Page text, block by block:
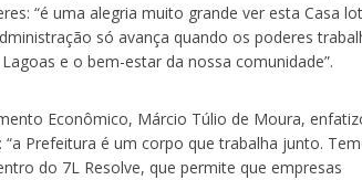
“é uma alegria muito grande ver esta Casa
só avança quando os poderes
e o bem-estar da nossa comunidade”.
Econômico, Márcio Túlio de Moura,
Prefeitura é um corpo que trabalha junto.
do 7L Resolve, que permite que empresas